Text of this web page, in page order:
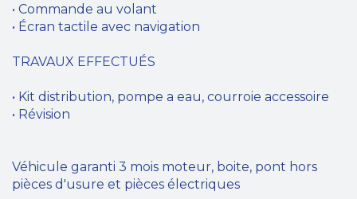
• Commande au volant
• Écran tactile avec navigation
TRAVAUX EFFECTUÉS
• Kit distribution, pompe a eau, courroie accessoire
• Révision
Véhicule garanti 3 mois moteur, boite, pont hors
pièces d'usure et pièces électriques